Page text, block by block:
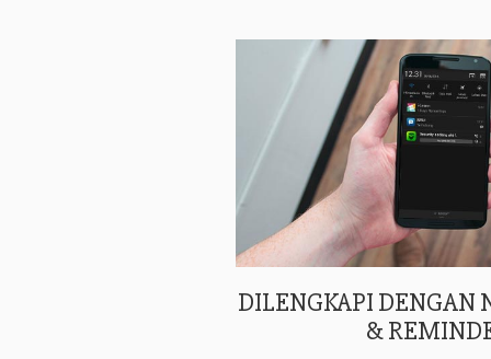
DILENGKAPI DENGAN
&